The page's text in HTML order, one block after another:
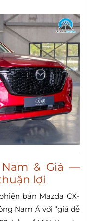
& Giá —
lợi
bản Mazda CX-
Nam Á với “giá dễ